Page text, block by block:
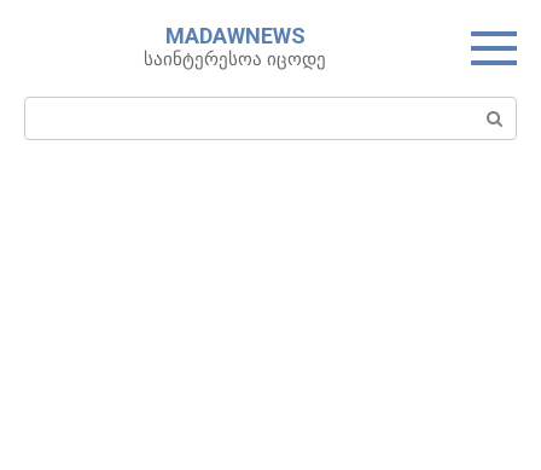
MADAWNEWS
საინტერესოა იცოდე
Search: